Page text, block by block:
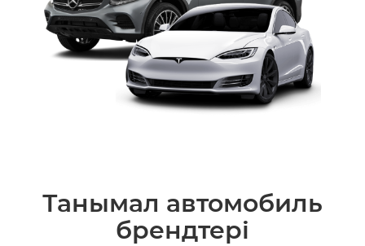
Танымал автомобиль
брендтері